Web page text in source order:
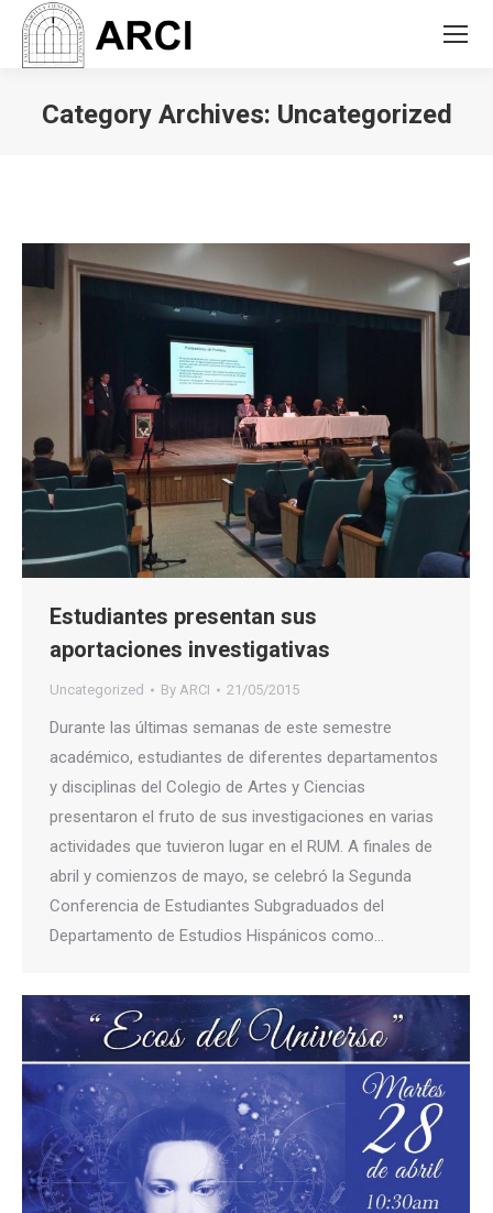
Category Archives: Uncategorized
Estudiantes presentan sus
aportaciones investigativas
Uncategorized By ARCI 21/05/2015
Durante las últimas semanas de este semestre
académico, estudiantes de diferentes departamentos
y disciplinas del Colegio de Artes y Ciencias
presentaron el fruto de sus investigaciones en varias
actividades que tuvieron lugar en el RUM. A finales de
abril y comienzos de mayo, se celebró la Segunda
Conferencia de Estudiantes Subgraduados del
Departamento de Estudios Hispánicos como…